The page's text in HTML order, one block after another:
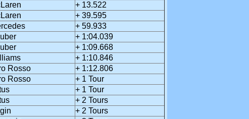
+ 13.522
+ 39.595
+ 59.933
+ 1:04.039
+ 1:09.668
+ 1:10.846
Rosso
+ 1:12.806
Rosso
+ 1 Tour
+ 1 Tour
+ 2 Tours
+ 2 Tours